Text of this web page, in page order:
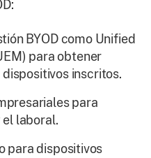
BYOD como Unified
para obtener
inscritos.
para
el laboral.
para dispositivos